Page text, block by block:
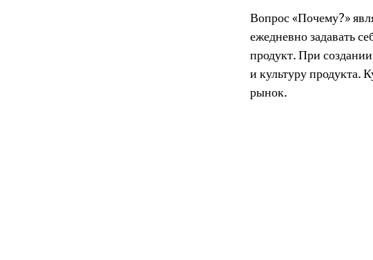
Вопрос «Почему?»
ежедневно задавать
продукт. При
и культуру продукта.
рынок.